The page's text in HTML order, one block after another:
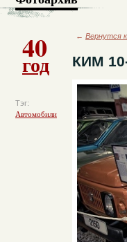
40
год
Тэг:
Автомобили
← Вернутся
КИМ